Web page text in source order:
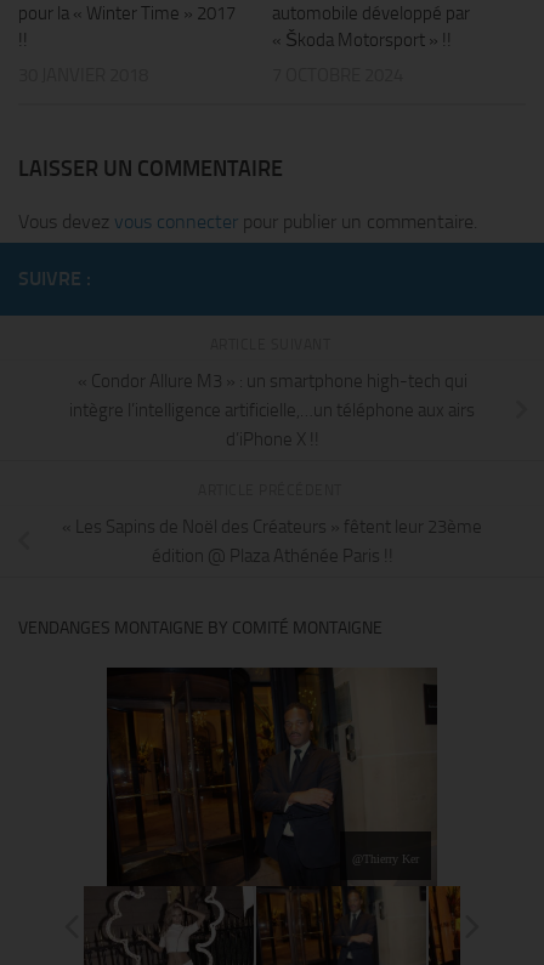
pour la « Winter Time » 2017
!!
automobile développé par
« Škoda Motorsport » !!
LAISSER UN COMMENTAIRE
Vous devez vous connecter pour publier un commentaire.
SUIVRE :
« Condor Allure M3 » : un smartphone high-tech qui
intègre l’intelligence artificielle,…un téléphone aux airs
d’iPhone X !!
« Les Sapins de Noël des Créateurs » fêtent leur 23ème
édition @ Plaza Athénée Paris !!
VENDANGES MONTAIGNE BY COMITÉ MONTAIGNE
@Thierry Ker